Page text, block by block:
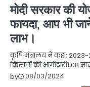
मोदी सरकार की
फायदा, आप भी
लाभ।
कृषि मंत्रालय ने कहा: 2023-
किसानों की भागीदारी। 08
by
08/03/2024